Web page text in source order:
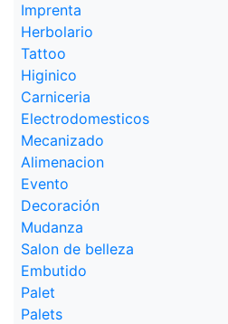
Imprenta
Herbolario
Tattoo
Higinico
Carniceria
Electrodomesticos
Mecanizado
Alimenacion
Evento
Decoración
Mudanza
Salon de belleza
Embutido
Palet
Palets